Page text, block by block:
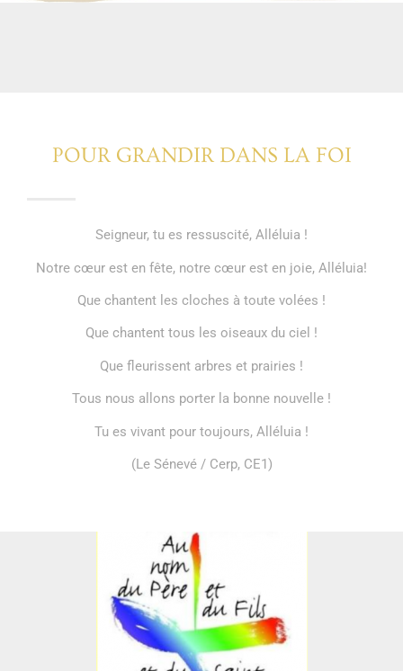
POUR GRANDIR DANS LA FOI
Seigneur, tu es ressuscité, Alléluia !
Notre cœur est en fête, notre cœur est en joie, Alléluia!
Que chantent les cloches à toute volées !
Que chantent tous les oiseaux du ciel !
Que fleurissent arbres et prairies !
Tous nous allons porter la bonne nouvelle !
Tu es vivant pour toujours, Alléluia !
(Le Sénevé / Cerp, CE1)